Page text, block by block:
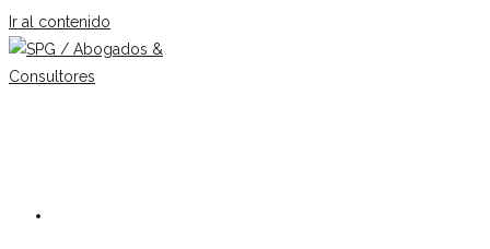
Ir al contenido